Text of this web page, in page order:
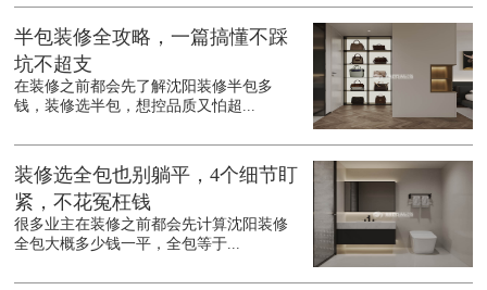
半包装修全攻略，一篇搞懂不踩
坑不超支
在装修之前都会先了解沈阳装修半包多
钱，装修选半包，想控品质又怕超...
装修选全包也别躺平，4个细节盯
紧，不花冤枉钱
很多业主在装修之前都会先计算沈阳装修
全包大概多少钱一平，全包等于...